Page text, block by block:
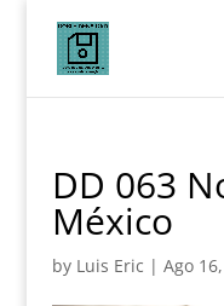
DD 063
México
by Luis Eric | Ago